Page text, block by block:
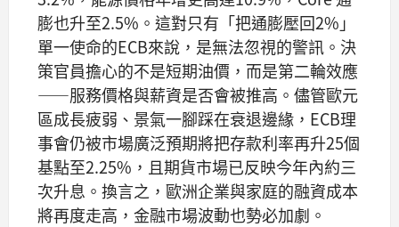
膨也升至2.5%。這對只有「把通膨壓回2%」
單一使命的ECB來說，是無法忽視的警訊。決
策官員擔心的不是短期油價，而是第二輪效應
——服務價格與薪資是否會被推高。儘管歐元
區成長疲弱、景氣一腳踩在衰退邊緣，ECB理
事會仍被市場廣泛預期將把存款利率再升25個
基點至2.25%，且期貨市場已反映今年內約三
次升息。換言之，歐洲企業與家庭的融資成本
將再度走高，金融市場波動也勢必加劇。